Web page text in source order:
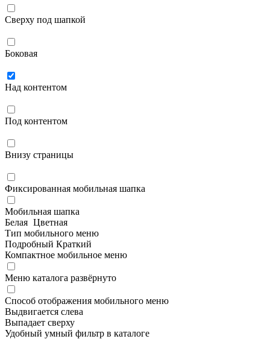
Сверху под шапкой
Боковая
Над контентом
Под контентом
Внизу страницы
Фиксированная мобильная шапка
Мобильная шапка
Белая Цветная
Тип мобильного меню
Подробный Краткий
Компактное мобильное меню
Меню каталога развёрнуто
Способ отображения мобильного меню
Выдвигается слева
Выпадает сверху
Удобный умный фильтр в каталоге